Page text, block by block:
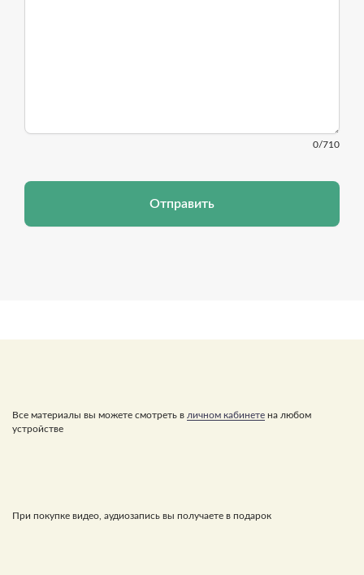
0/710
Отправить
Все материалы вы можете смотреть в личном кабинете на любом
устройстве
При покупке видео, аудиозапись вы получаете в подарок